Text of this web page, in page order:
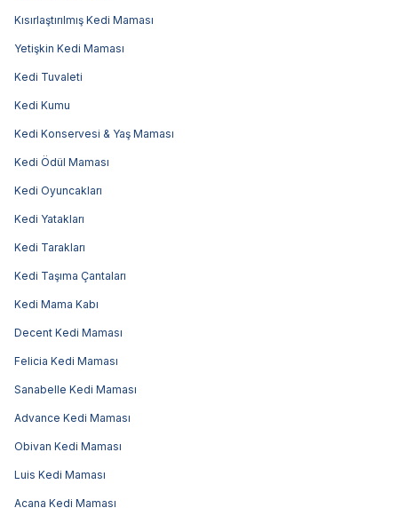
Kısırlaştırılmış Kedi Maması
Yetişkin Kedi Maması
Kedi Tuvaleti
Kedi Kumu
Kedi Konservesi & Yaş Maması
Kedi Ödül Maması
Kedi Oyuncakları
Kedi Yatakları
Kedi Tarakları
Kedi Taşıma Çantaları
Kedi Mama Kabı
Decent Kedi Maması
Felicia Kedi Maması
Sanabelle Kedi Maması
Advance Kedi Maması
Obivan Kedi Maması
Luis Kedi Maması
Acana Kedi Maması